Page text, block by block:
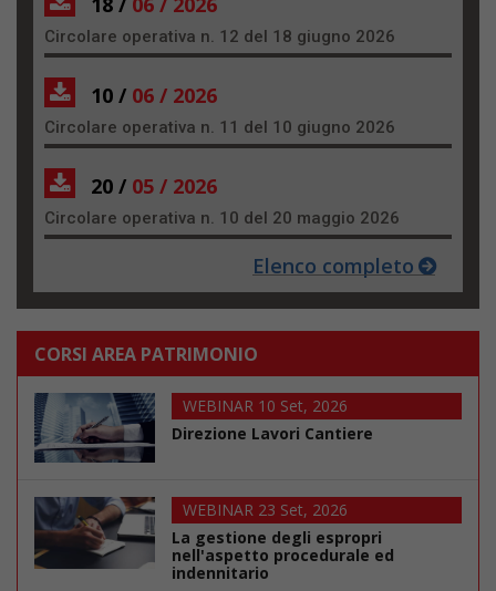
Circolare operativa n. 12 del 18 giugno 2026
10 / 06 / 2026
Circolare operativa n. 11 del 10 giugno 2026
20 / 05 / 2026
Circolare operativa n. 10 del 20 maggio 2026
Elenco completo
CORSI AREA PATRIMONIO
WEBINAR 10 Set, 2026
Direzione Lavori Cantiere
WEBINAR 23 Set, 2026
La gestione degli espropri
nell'aspetto procedurale ed
indennitario